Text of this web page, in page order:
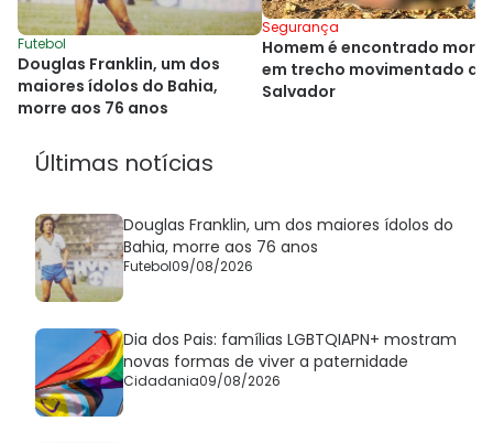
Futebol
Douglas Franklin, um dos
maiores ídolos do Bahia,
morre aos 76 anos
Segurança
Homem é encontrado morto
em trecho movimentado de
Salvador
Últimas notícias
Douglas Franklin, um dos maiores ídolos do
Bahia, morre aos 76 anos
Futebol09/08/2026
Dia dos Pais: famílias LGBTQIAPN+ mostram
novas formas de viver a paternidade
Cidadania09/08/2026